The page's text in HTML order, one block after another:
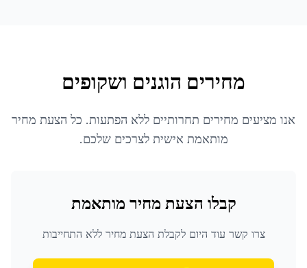
מחירים הוגנים ושקופים
אנו מציעים מחירים תחרותיים ללא הפתעות. כל הצעת מחיר
מותאמת אישית לצרכים שלכם.
קבלו הצעת מחיר מותאמת
צרו קשר עוד היום לקבלת הצעת מחיר ללא התחייבות